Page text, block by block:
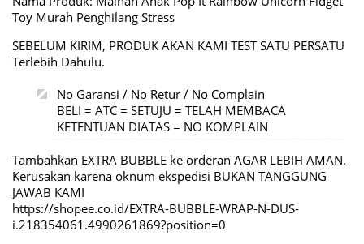
Toy Murah Penghilang Stress
SEBELUM KIRIM, PRODUK AKAN KAMI TEST SATU PERSATU
Terlebih Dahulu.
No Garansi / No Retur / No Complain
BELI = ATC = SETUJU = TELAH MEMBACA
KETENTUAN DIATAS = NO KOMPLAIN
Tambahkan EXTRA BUBBLE ke orderan AGAR LEBIH AMAN.
Kerusakan karena oknum ekspedisi BUKAN TANGGUNG
JAWAB KAMI
https://shopee.co.id/EXTRA-BUBBLE-WRAP-N-DUS-
i.218354061.4990261869?position=0